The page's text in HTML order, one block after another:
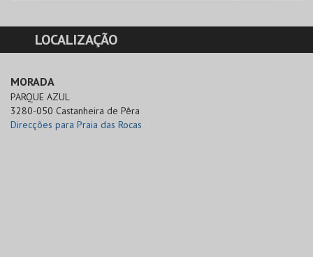
LOCALIZAÇÃO
MORADA
PARQUE AZUL
3280-050 Castanheira de Pêra
Direcções para Praia das Rocas